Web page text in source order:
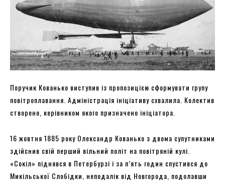
Поручик Кованько виступив із пропозицією сформувати групу
повітроплавання. Адміністрація ініціативу схвалила. Колектив
створено, керівником якого призначено ініціатора.
16 жовтня 1885 року Олександр Кованько з двома супутниками
здійснив свій перший вільний політ на повітряній кулі.
«Сокіл» піднявся в Петербурзі і за п’ять годин спустився до
Микільської Слобідки, неподалік від Новгорода, подолавши